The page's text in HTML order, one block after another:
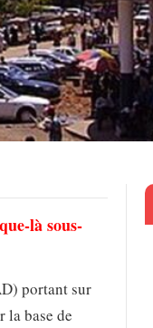
là sous-
portant sur
la base de